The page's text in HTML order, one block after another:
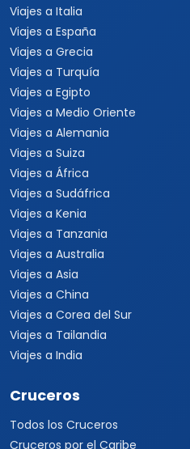
Viajes a Italia
Viajes a España
Viajes a Grecia
Viajes a Turquía
Viajes a Egipto
Viajes a Medio Oriente
Viajes a Alemania
Viajes a Suiza
Viajes a África
Viajes a Sudáfrica
Viajes a Kenia
Viajes a Tanzania
Viajes a Australia
Viajes a Asia
Viajes a China
Viajes a Corea del Sur
Viajes a Tailandia
Viajes a India
Cruceros
Todos los Cruceros
Cruceros por el Caribe